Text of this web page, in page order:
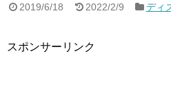
2019/6/18 2022/2/9 ディ
スポンサーリンク